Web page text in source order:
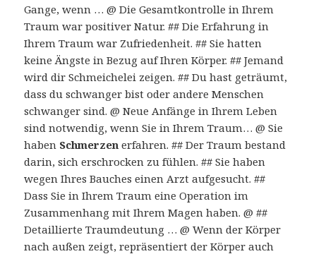
Gange, wenn … @ Die Gesamtkontrolle in Ihrem
Traum war positiver Natur. ## Die Erfahrung in
Ihrem Traum war Zufriedenheit. ## Sie hatten
keine Ängste in Bezug auf Ihren Körper. ## Jemand
wird dir Schmeichelei zeigen. ## Du hast geträumt,
dass du schwanger bist oder andere Menschen
schwanger sind. @ Neue Anfänge in Ihrem Leben
sind notwendig, wenn Sie in Ihrem Traum… @ Sie
haben Schmerzen erfahren. ## Der Traum bestand
darin, sich erschrocken zu fühlen. ## Sie haben
wegen Ihres Bauches einen Arzt aufgesucht. ##
Dass Sie in Ihrem Traum eine Operation im
Zusammenhang mit Ihrem Magen haben. @ ##
Detaillierte Traumdeutung … @ Wenn der Körper
nach außen zeigt, repräsentiert der Körper auch